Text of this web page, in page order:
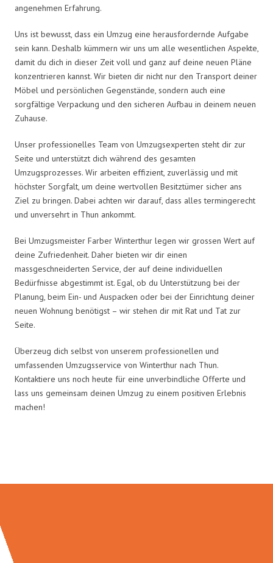
angenehmen Erfahrung.
Uns ist bewusst, dass ein Umzug eine herausfordernde Aufgabe
sein kann. Deshalb kümmern wir uns um alle wesentlichen Aspekte,
damit du dich in dieser Zeit voll und ganz auf deine neuen Pläne
konzentrieren kannst. Wir bieten dir nicht nur den Transport deiner
Möbel und persönlichen Gegenstände, sondern auch eine
sorgfältige Verpackung und den sicheren Aufbau in deinem neuen
Zuhause.
Unser professionelles Team von Umzugsexperten steht dir zur
Seite und unterstützt dich während des gesamten
Umzugsprozesses. Wir arbeiten effizient, zuverlässig und mit
höchster Sorgfalt, um deine wertvollen Besitztümer sicher ans
Ziel zu bringen. Dabei achten wir darauf, dass alles termingerecht
und unversehrt in Thun ankommt.
Bei Umzugsmeister Farber Winterthur legen wir grossen Wert auf
deine Zufriedenheit. Daher bieten wir dir einen
massgeschneiderten Service, der auf deine individuellen
Bedürfnisse abgestimmt ist. Egal, ob du Unterstützung bei der
Planung, beim Ein- und Auspacken oder bei der Einrichtung deiner
neuen Wohnung benötigst – wir stehen dir mit Rat und Tat zur
Seite.
Überzeug dich selbst von unserem professionellen und
umfassenden Umzugsservice von Winterthur nach Thun.
Kontaktiere uns noch heute für eine unverbindliche Offerte und
lass uns gemeinsam deinen Umzug zu einem positiven Erlebnis
machen!